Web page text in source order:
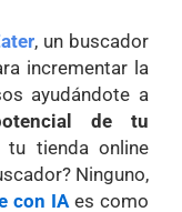
, un buscador
incrementar la
ayudándote a
de tu
tu tienda online
Ninguno,
con IAes como